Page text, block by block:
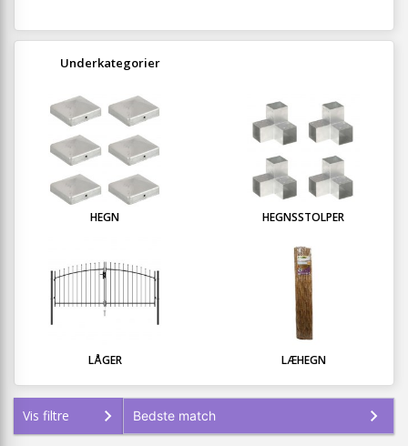
Underkategorier
HEGN HEGNSSTOLPER
LÅGER LÆHEGN
Vis filtre